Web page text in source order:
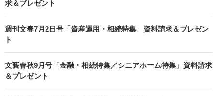
求＆プレゼント
週刊文春7月2日号「資産運用・相続特集」資料請求＆プレゼン
ト
文藝春秋9月号「金融・相続特集／シニアホーム特集」資料請求
＆プレゼント